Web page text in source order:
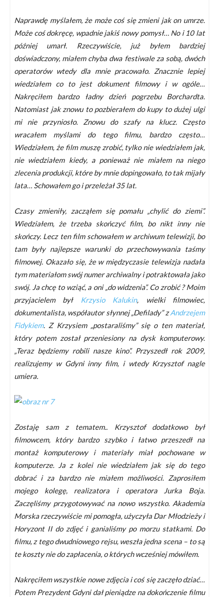
Naprawdę myślałem, że może coś się zmieni jak on umrze.
Może coś dokręcę, wpadnie jakiś nowy pomysł… No i 10 lat
później umarł. Rzeczywiście, już byłem bardziej
doświadczony, miałem chyba dwa festiwale za sobą, dwóch
operatorów wtedy dla mnie pracowało. Znacznie lepiej
wiedziałem co to jest dokument filmowy i w ogóle…
Nakręciłem bardzo ładny dzień pogrzebu Borchardta.
Natomiast jak znowu to pozbierałem do kupy to dużej ulgi
mi nie przyniosło. Znowu do szafy na klucz. Często
wracałem myślami do tego filmu, bardzo często…
Wiedziałem, że film muszę zrobić, tylko nie wiedziałem jak,
nie wiedziałem kiedy, a ponieważ nie miałem na niego
zlecenia produkcji, które by mnie dopingowało, to tak mijały
lata… Schowałem go i przeleżał 35 lat.
Czasy zmieniły, zacząłem się pomału „chylić do ziemi”.
Wiedziałem, że trzeba skończyć film, bo nikt inny nie
skończy. Lecz ten film schowałem w archiwum telewizji, bo
tam były najlepsze warunki do przechowywania taśmy
filmowej. Okazało się, że w międzyczasie telewizja nadała
tym materiałom swój numer archiwalny i potraktowała jako
swój. Ja chcę to wziąć, a oni „do widzenia”. Co zrobić ? Moim
przyjacielem był Krzysio Kalukin, wielki filmowiec,
dokumentalista, współautor słynnej „Defilady” zAndrzejem
Fidykiem. Z Krzysiem „postaraliśmy” się o ten materiał,
który potem został przeniesiony na dysk komputerowy.
„Teraz będziemy robili nasze kino”. Przyszedł rok 2009,
realizujemy w Gdyni inny film, i wtedy Krzysztof nagle
umiera.
Zostaję sam z tematem.. Krzysztof dodatkowo był
filmowcem, który bardzo szybko i łatwo przeszedł na
montaż komputerowy i materiały miał pochowane w
komputerze. Ja z kolei nie wiedziałem jak się do tego
dobrać i za bardzo nie miałem możliwości. Zaprosiłem
mojego kolegę, realizatora i operatora Jurka Boja.
Zaczęliśmy przygotowywać na nowo wszystko. Akademia
Morska rzeczywiście mi pomogła, użyczyła Dar Młodzieży i
Horyzont II do zdjęć i ganialiśmy po morzu statkami. Do
filmu, z tego dwudniowego rejsu, weszła jedna scena – to są
te koszty nie do zapłacenia, o których wcześniej mówiłem.
Nakręciłem wszystkie nowe zdjęcia i coś się zaczęło dziać…
Potem Prezydent Gdyni dał pieniądze na dokończenie filmu